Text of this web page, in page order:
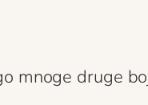
mnoge druge